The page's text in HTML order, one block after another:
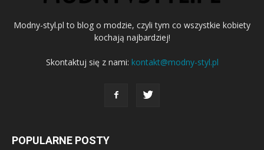
Modny-styl.pl to blog o modzie, czyli tym co wszystkie kobiety
kochają najbardziej!
Skontaktuj się z nami: kontakt@modny-styl.pl
POPULARNE POSTY